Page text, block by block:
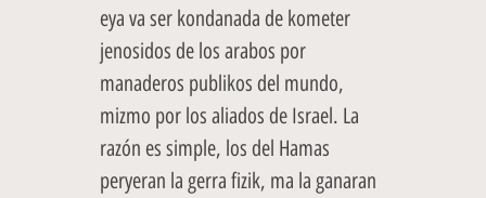
eya va ser kondanada de kometer
jenosidos de los arabos por
manaderos publikos del mundo,
mizmo por los aliados de Israel. La
razón es simple, los del Hamas
peryeran la gerra fizik, ma la ganaran